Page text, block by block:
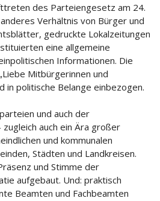
des Parteiengesetz am 24.
Verhältnis von Bürger und
gedruckte Lokalzeitungen
eine allgemeine
Informationen. Die
Mitbürgerinnen und
in politische Belange einbezogen.
und auch der
auch ein Ära großer
und kommunalen
Städten und Landkreisen.
und Stimme der
aufgebaut. Und: praktisch
Beamten und Fachbeamten